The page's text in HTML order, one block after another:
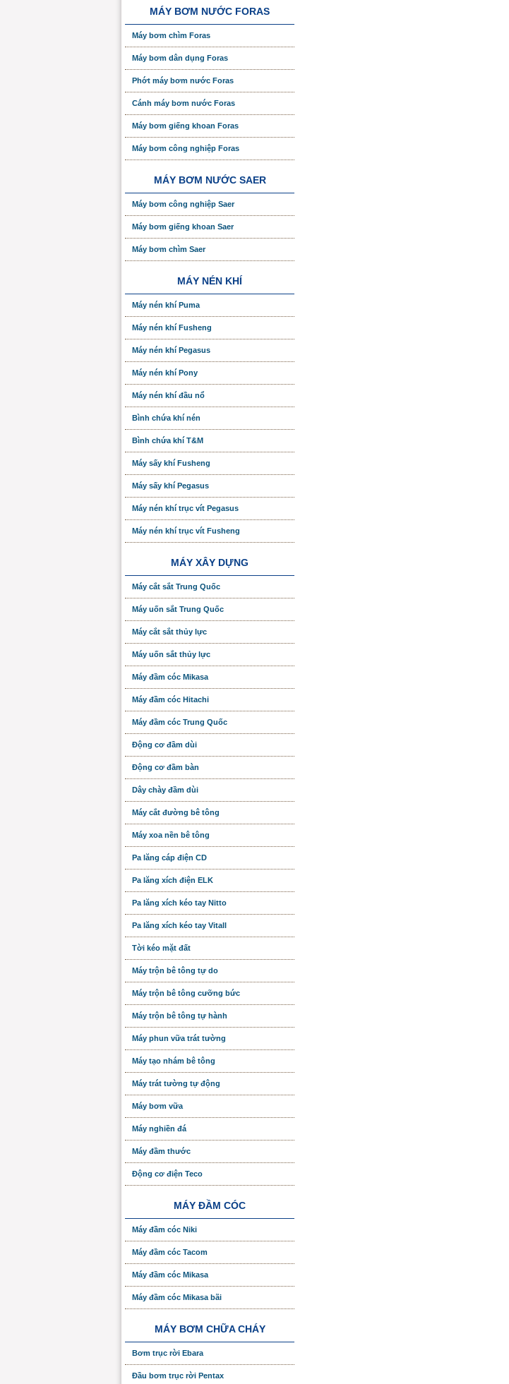
MÁY BƠM NƯỚC FORAS
Máy bơm chìm Foras
Máy bơm dân dụng Foras
Phớt máy bơm nước Foras
Cánh máy bơm nước Foras
Máy bơm giếng khoan Foras
Máy bơm công nghiệp Foras
MÁY BƠM NƯỚC SAER
Máy bơm công nghiệp Saer
Máy bơm giếng khoan Saer
Máy bơm chìm Saer
MÁY NÉN KHÍ
Máy nén khí Puma
Máy nén khí Fusheng
Máy nén khí Pegasus
Máy nén khí Pony
Máy nén khí đầu nổ
Bình chứa khí nén
Bình chứa khí T&M
Máy sấy khí Fusheng
Máy sấy khí Pegasus
Máy nén khí trục vít Pegasus
Máy nén khí trục vít Fusheng
MÁY XÂY DỰNG
Máy cắt sắt Trung Quốc
Máy uốn sắt Trung Quốc
Máy cắt sắt thủy lực
Máy uốn sắt thủy lực
Máy đầm cóc Mikasa
Máy đầm cóc Hitachi
Máy đầm cóc Trung Quốc
Động cơ đầm dùi
Động cơ đầm bàn
Dây chày đầm dùi
Máy cắt đường bê tông
Máy xoa nền bê tông
Pa lăng cáp điện CD
Pa lăng xích điện ELK
Pa lăng xích kéo tay Nitto
Pa lăng xích kéo tay Vitall
Tời kéo mặt đất
Máy trộn bê tông tự do
Máy trộn bê tông cưỡng bức
Máy trộn bê tông tự hành
Máy phun vữa trát tường
Máy tạo nhám bê tông
Máy trát tường tự động
Máy bơm vữa
Máy nghiền đá
Máy đầm thước
Động cơ điện Teco
MÁY ĐẦM CÓC
Máy đầm cóc Niki
Máy đầm cóc Tacom
Máy đầm cóc Mikasa
Máy đầm cóc Mikasa bãi
MÁY BƠM CHỮA CHÁY
Bơm trục rời Ebara
Đầu bơm trục rời Pentax